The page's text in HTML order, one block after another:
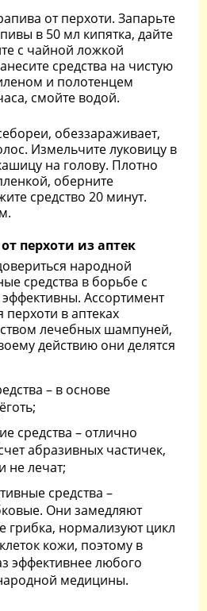
от перхоти. Запарьте
в 50 мл кипятка, дайте
с чайной ложкой
средства на чистую
и полотенцем
смойте водой.
обеззараживает,
Измельчите луковицу в
на голову. Плотно
оберните
средство 20 минут.
перхоти из аптек
народной
средства в борьбе с
Ассортимент
перхоти в аптеках
лечебных шампуней,
действию они делятся
– в основе
средства – отлично
абразивных частичек,
не лечат;
средства –
Они замедляют
грибка, нормализуют цикл
кожи, поэтому в
эффективнее любого
медицины.